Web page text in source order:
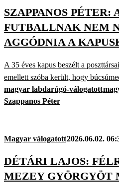
SZAPPANOS PÉTER:
FUTBALLNAK NEM
AGGÓDNIA A
A 35 éves kapus beszélt a
emellett szóba került, hogy
magyar labdarúgó-válogatott
Szappanos Péter
Magyar válogatott2026.06.02.
DÉTÁRI LAJOS:
MEZEY GYÖRGYÖT